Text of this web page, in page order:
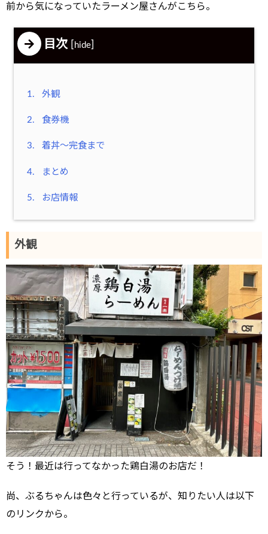
前から気になっていたラーメン屋さんがこちら。
目次 hide
1. 外観
2. 食券機
3. 着丼～完食まで
4. まとめ
5. お店情報
外観
そう！最近は行ってなかった鶏白湯のお店だ！
尚、ぶるちゃんは色々と行っているが、知りたい人は以下
のリンクから。